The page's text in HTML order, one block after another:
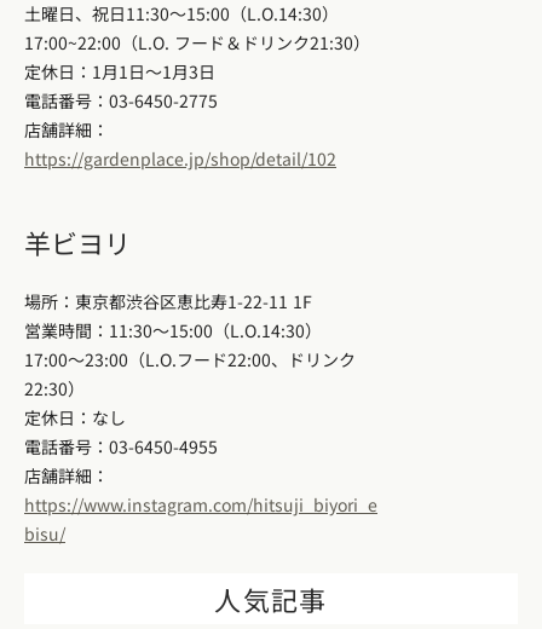
土曜日、祝日11:30〜15:00（L.O.14:30）
17:00~22:00（L.O. フード＆ドリンク21:30）
定休日：1月1日〜1月3日
電話番号：03-6450-2775
店舗詳細：
https://gardenplace.jp/shop/detail/102
羊ビヨリ
場所：東京都渋谷区恵比寿1-22-11 1F
営業時間：11:30〜15:00（L.O.14:30）
17:00〜23:00（L.O.フード22:00、ドリンク
22:30）
定休日：なし
電話番号：03-6450-4955
店舗詳細：
https://www.instagram.com/hitsuji_biyori_e
bisu/
人気記事